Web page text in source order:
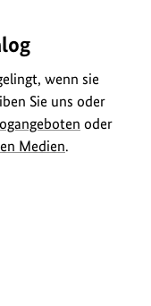
wenn sie
Sie uns oder
oder
Medien.